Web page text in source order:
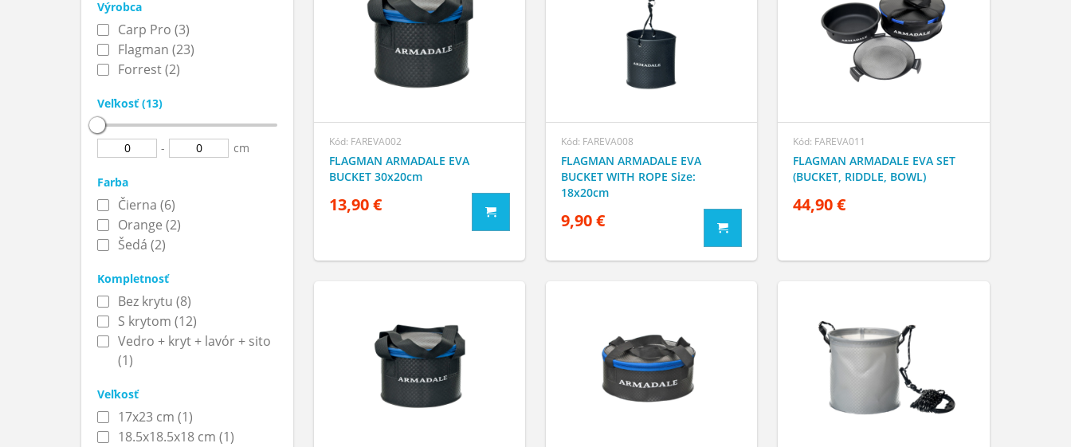
Výrobca
Carp Pro (3)
Flagman (23)
Forrest (2)
Veľkosť (13)
- cm
Farba
Čierna (6)
Orange (2)
Šedá (2)
Kompletnosť
Bez krytu (8)
S krytom (12)
Vedro + kryt + lavór + sito
(1)
Veľkosť
17x23 cm (1)
18.5х18.5х18 cm (1)
Kód: FAREVA002
FLAGMAN ARMADALE EVA
BUCKET 30x20cm
13,90 €
Kód: FAREVA008
FLAGMAN ARMADALE EVA
BUCKET WITH ROPE Size:
18x20cm
9,90 €
Kód: FAREVA011
FLAGMAN ARMADALE EVA SET
(BUCKET, RIDDLE, BOWL)
44,90 €